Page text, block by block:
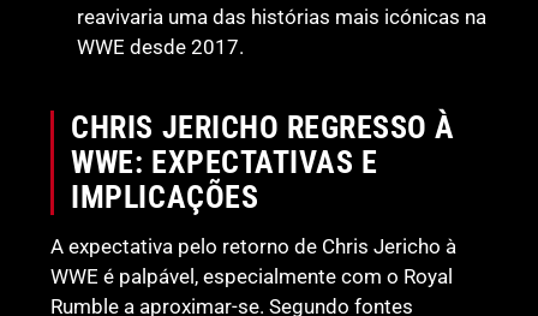
reavivaria uma das histórias mais icónicas na
WWE desde 2017.
CHRIS JERICHO REGRESSO À
WWE: EXPECTATIVAS E
IMPLICAÇÕES
A expectativa pelo retorno de Chris Jericho à
WWE é palpável, especialmente com o Royal
Rumble a aproximar-se. Segundo fontes